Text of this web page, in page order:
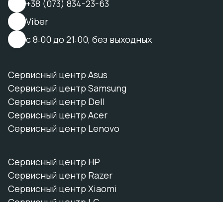
+38 (073) 834-23-63
Viber
с 8:00 до 21:00, без выходных
Сервисный центр Asus
Сервисный центр Samsung
Сервисный центр Dell
Сервисный центр Acer
Сервисный центр Lenovo
Сервисный центр HP
Сервисный центр Razer
Сервисный центр Xiaomi